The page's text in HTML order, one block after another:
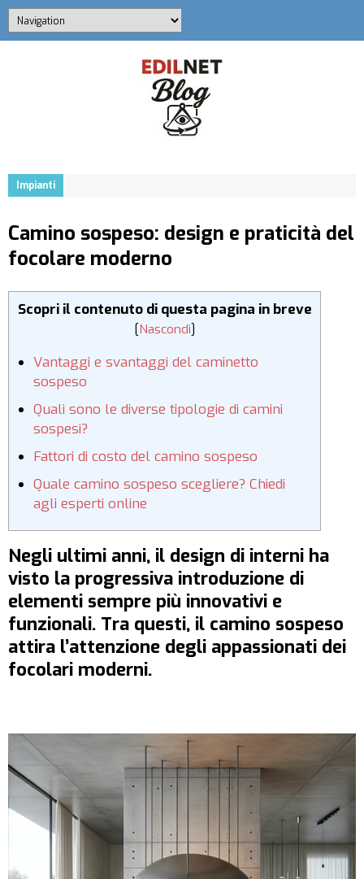
Impianti
Camino sospeso: design e praticità del
focolare moderno
Scopri il contenuto di questa pagina in breve
[Nascondi]
Vantaggi e svantaggi del caminetto
sospeso
Quali sono le diverse tipologie di camini
sospesi?
Fattori di costo del camino sospeso
Quale camino sospeso scegliere? Chiedi
agli esperti online
Negli ultimi anni, il design di interni ha
visto la progressiva introduzione di
elementi sempre più innovativi e
funzionali. Tra questi, il camino sospeso
attira l’attenzione degli appassionati dei
focolari moderni.